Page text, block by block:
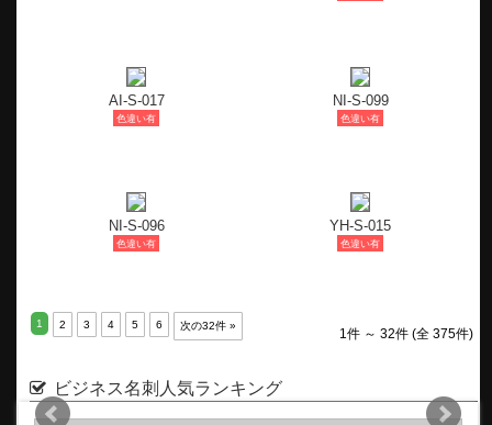
AI-S-017
色違い有
NI-S-099
色違い有
NI-S-096
色違い有
YH-S-015
色違い有
1 2 3 4 5 6 次の32件 »
1件 ～ 32件 (全 375件)
ビジネス名刺人気ランキング